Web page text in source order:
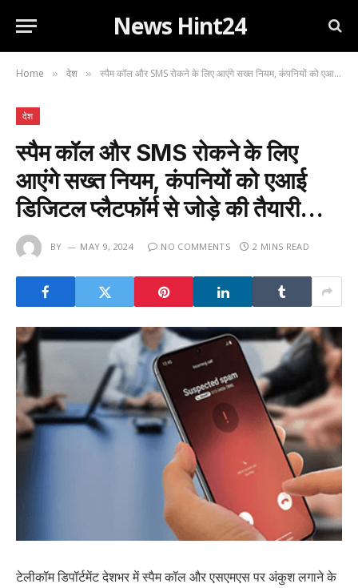
News Hint24
Home » देश » स्पैम कॉल और SMS रोकने के लिए आएंगे सख्त नियम, कंपनियों को एआई डिजिटल प्लैटफॉर्म से जोड़े की तैयारी…
देश
स्पैम कॉल और SMS रोकने के लिए
आएंगे सख्त नियम, कंपनियों को एआई
डिजिटल प्लैटफॉर्म से जोड़े की तैयारी…
BY MAY 9, 2024 NO COMMENTS 2 MINS READ
टेलीकॉम डिपॉर्टमेंट देशभर में स्पैम कॉल और एसएमएस पर अंकुश लगाने के